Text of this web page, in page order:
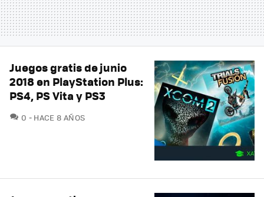
Juegos gratis de junio
2018 en PlayStation Plus:
PS4, PS Vita y PS3
0 COMENTARIOS
HACE 8 AÑOS